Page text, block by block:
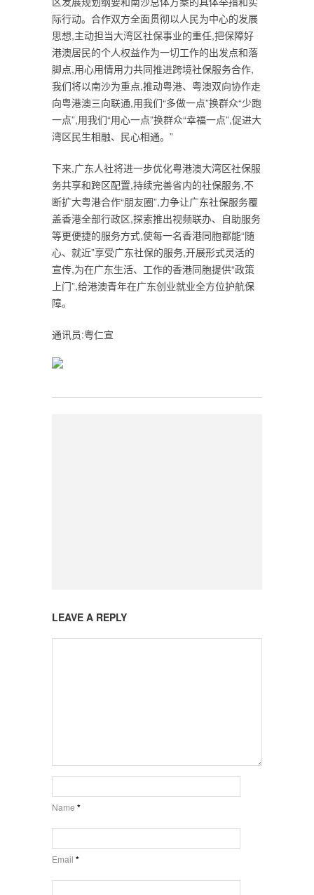
际行动。合作双方全面贯彻以人民为中心的发展
思想,主动担当大湾区社保事业的重任,把保障好
港澳居民的个人权益作为一切工作的出发点和落
脚点,用心用情用力共同推进跨境社保服务合作,
我们将以南沙为重点,推动粤港、粤澳双向协作走
向粤港澳三向联通,用我们“多做一点”换群众“少跑
一点”,用我们“用心一点”换群众“幸福一点”,促进大
湾区民生相融、民心相通。”
下来,广东人社将进一步优化粤港澳大湾区社保服
务共享和跨区配置,持续完善省内的社保服务,不
断扩大粤港合作“朋友圈”,力争让广东社保服务覆
盖香港全部行政区,探索推出视频联办、自助服务
等更便捷的服务方式,使每一名香港同胞都能“随
心、就近”享受广东社保的服务,开展形式灵活的
宣传,为在广东生活、工作的香港同胞提供“政策
上门”,给港澳青年在广东创业就业全方位护航保
障。
通讯员:粤仁宣
LEAVE A REPLY
Name *
Email *